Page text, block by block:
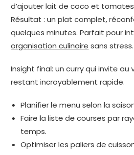
d’ajouter lait de coco et
Résultat : un plat complet,
quelques minutes. Parfait pour
organisation culinaire sans stress.
Insight final: un curry qui invite
restant incroyablement rapide.
Planifier le menu selon la
Faire la liste de courses par
temps.
Optimiser les paliers de